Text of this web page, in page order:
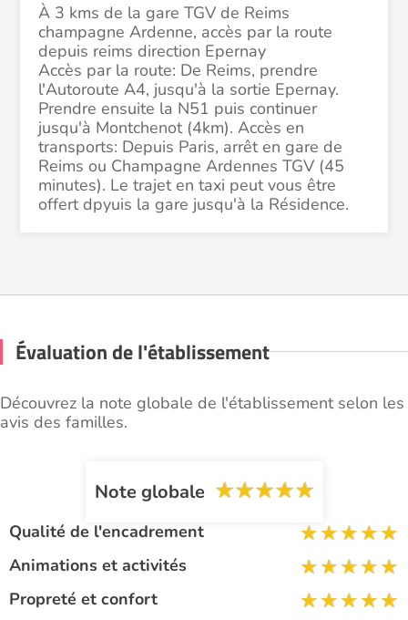
À 3 kms de la gare TGV de Reims
champagne Ardenne, accès par la route
depuis reims direction Epernay
Accès par la route: De Reims, prendre
l'Autoroute A4, jusqu'à la sortie Epernay.
Prendre ensuite la N51 puis continuer
jusqu'à Montchenot (4km). Accès en
transports: Depuis Paris, arrêt en gare de
Reims ou Champagne Ardennes TGV (45
minutes). Le trajet en taxi peut vous être
offert dpyuis la gare jusqu'à la Résidence.
Évaluation de l'établissement
Découvrez la note globale de l'établissement selon les
avis des familles.
Note globale
Qualité de l'encadrement
Animations et activités
Propreté et confort